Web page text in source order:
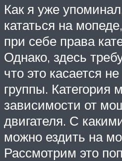
Как я уже
кататься на
при себе права
Однако, здесь
что это касается
группы. Категория
зависимости от
двигателя. С
можно ездить на
Рассмотрим это